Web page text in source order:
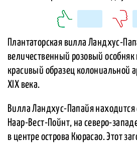
Плантаторская вилла Ландхус-
величественный розовый особняк
красивый образец колониальной
XIX века.
Вилла Ландхус-Папайя находится
Наар-Вест-Пойнт, на северо-
в центре острова Кюрасао. Этот